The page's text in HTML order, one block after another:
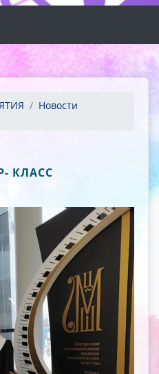
Новости
КЛАСС